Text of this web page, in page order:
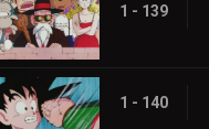
1 - 139
1 - 140